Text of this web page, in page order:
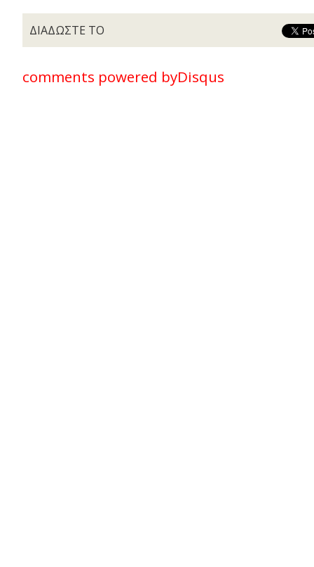
ΔΙΑΔΩΣΤΕ ΤΟ
comments powered byDisqus